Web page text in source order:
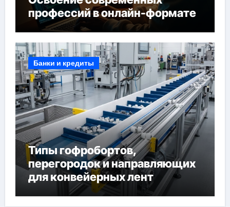
профессий в онлайн-формате
Банки и кредиты
Типы гофробортов,
перегородок и направляющих
для конвейерных лент